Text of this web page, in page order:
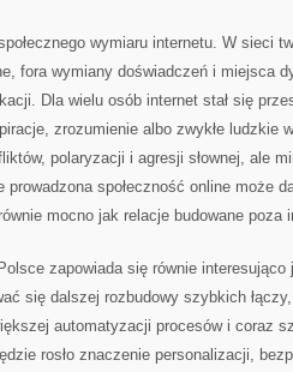
wymiaru internetu. W sieci
fora wymiany doświadczeń i miejsca
Dla wielu osób internet stał się
zrozumienie albo zwykłe ludzkie
polaryzacji i agresji słownej, ale
prowadzona społeczność online może
mocno jak relacje budowane poza
zapowiada się równie
się dalszej rozbudowy szybkich
automatyzacji procesów i coraz
rosło znaczenie personalizacji,